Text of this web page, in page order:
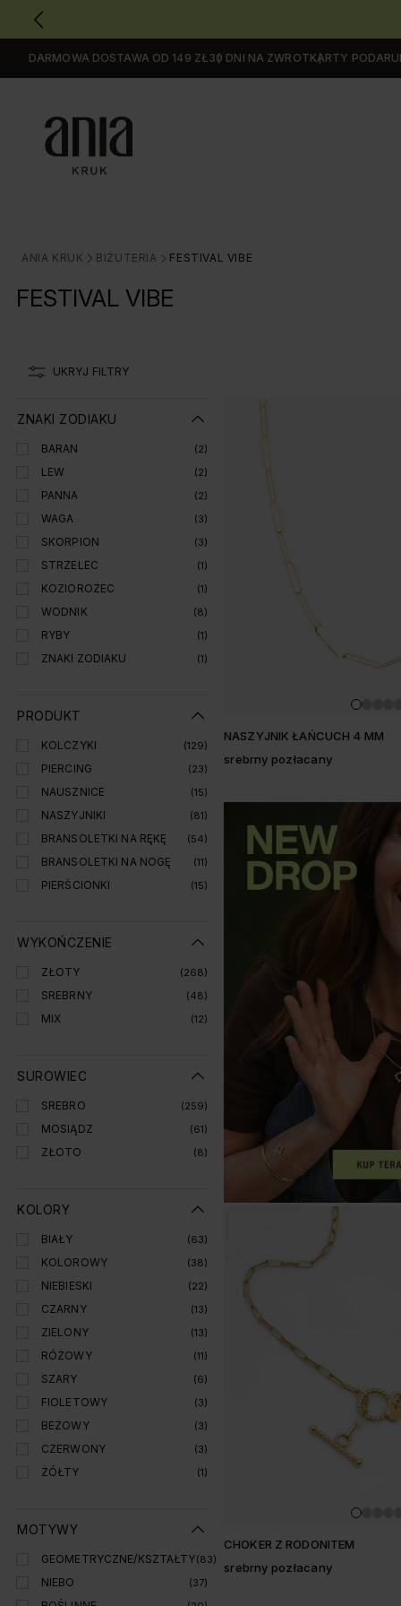
GŁÓWNEJ
ZAWARTOŚCI
FILTRÓW
UŻYTKOWNIKA
DARMOWA DOSTAWA OD 149 ZŁ30 DNI NA ZWROTKARTY
ANIA KRUK
>
BIŻUTERIA
>
FESTIVAL VIBE
FESTIVAL VIBE
UKRYJ FILTRY
ZNAKI ZODIAKU
BARAN (2)
LEW (2)
PANNA (2)
WAGA (3)
SKORPION (3)
STRZELEC (1)
KOZIOROŻEC (1)
WODNIK (8)
RYBY (1)
ZNAKI ZODIAKU (1)
PRODUKT
KOLCZYKI (129)
PIERCING (23)
NAUSZNICE (15)
NASZYJNIKI (81)
BRANSOLETKI NA RĘKĘ (54)
BRANSOLETKI NA NOGĘ (11)
PIERŚCIONKI (15)
WYKOŃCZENIE
ZŁOTY (268)
SREBRNY (48)
MIX (12)
SUROWIEC
SREBRO (259)
MOSIĄDZ (61)
ZŁOTO (8)
KOLORY
BIAŁY (63)
KOLOROWY (38)
NIEBIESKI (22)
CZARNY (13)
ZIELONY (13)
RÓŻOWY (11)
SZARY (6)
FIOLETOWY (3)
BEŻOWY (3)
CZERWONY (3)
ŻÓŁTY (1)
MOTYWY
GEOMETRYCZNE/KSZTAŁTY(83)
NIEBO (37)
Lista produtów
NASZYJNIK ŁAŃCUCH 4 MM
srebrny pozłacany
CHOKER Z RODONITEM
srebrny pozłacany